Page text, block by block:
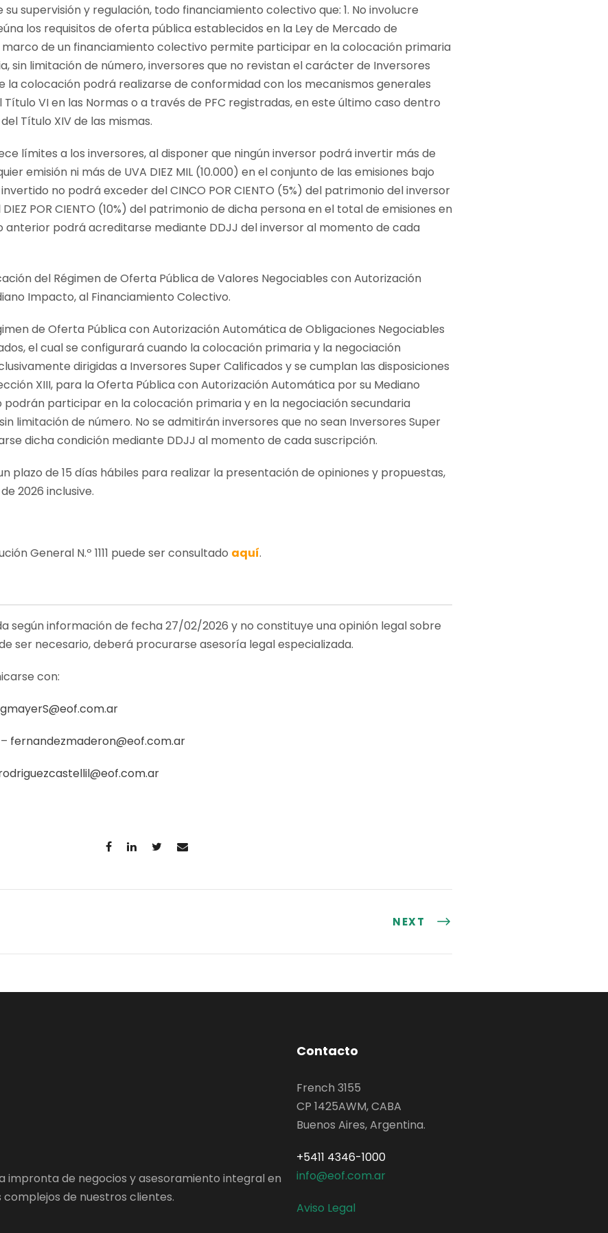
supervisión y regulación, todo financiamiento colectivo que: 1. No involucre
los requisitos de oferta pública establecidos en la Ley de Mercado de
marco de un financiamiento colectivo permite participar en la colocación primaria
sin limitación de número, inversores que no revistan el carácter de Inversores
la colocación podrá realizarse de conformidad con los mecanismos generales
VI en las Normas o a través de PFC registradas, en este último caso dentro
Título XIV de las mismas.
límites a los inversores, al disponer que ningún inversor podrá invertir más de
emisión ni más de UVA DIEZ MIL (10.000) en el conjunto de las emisiones bajo
no podrá exceder del CINCO POR CIENTO (5%) del patrimonio del inversor
POR CIENTO (10%) del patrimonio de dicha persona en el total de emisiones en
anterior podrá acreditarse mediante DDJJ del inversor al momento de cada
del Régimen de Oferta Pública de Valores Negociables con Autorización
Impacto, al Financiamiento Colectivo.
de Oferta Pública con Autorización Automática de Obligaciones Negociables
el cual se configurará cuando la colocación primaria y la negociación
dirigidas a Inversores Super Calificados y se cumplan las disposiciones
XIII, para la Oferta Pública con Autorización Automática por su Mediano
podrán participar en la colocación primaria y en la negociación secundaria
limitación de número. No se admitirán inversores que no sean Inversores Super
dicha condición mediante DDJJ al momento de cada suscripción.
un plazo de 15 días hábiles para realizar la presentación de opiniones y propuestas,
2026 inclusive.
General N.º 1111 puede ser consultado aquí.
según información de fecha 27/02/2026 y no constituye una opinión legal sobre
ser necesario, deberá procurarse asesoría legal especializada.
con:
– fernandezmaderon@eof.com.ar
NEXT
impronta de negocios y asesoramiento integral en
de nuestros clientes.
Contacto
French 3155
CP 1425AWM, CABA
Buenos Aires, Argentina.
+5411 4346-1000
info@eof.com.ar
Aviso Legal